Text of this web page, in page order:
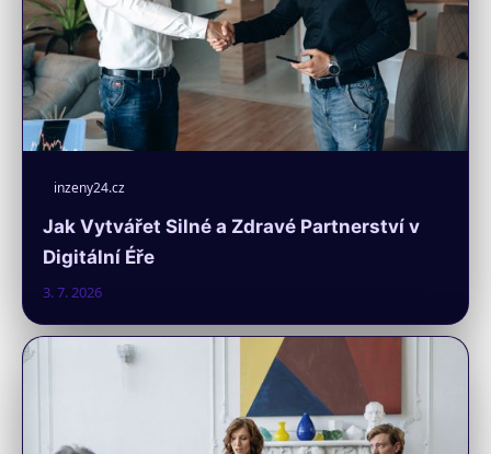
inzeny24.cz
Jak Vytvářet Silné a Zdravé Partnerství v
Digitální Éře
3. 7. 2026